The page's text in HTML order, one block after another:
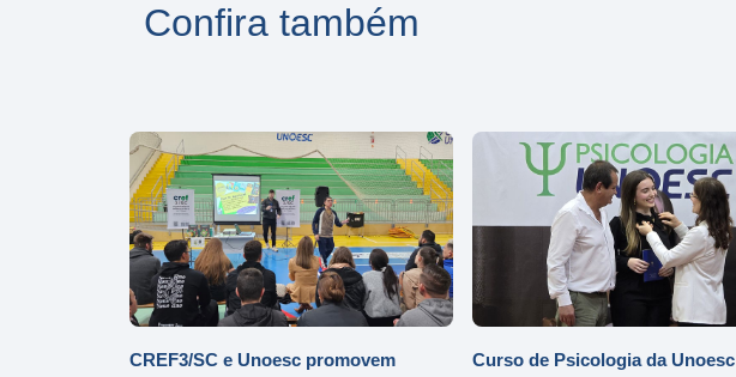
Confira também
CREF3/SC e Unoesc promovem
Curso de Psicologia da Unoesc